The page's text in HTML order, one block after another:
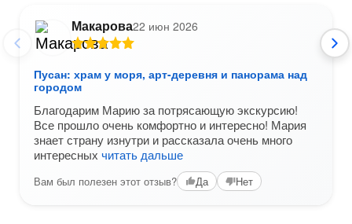
Макарова22 июн 2026
Пусан: храм у моря, арт-деревня и панорама над
городом
Благодарим Марию за потрясающую экскурсию!
Все прошло очень комфортно и интересно! Мария
знает страну изнутри и рассказала очень много
интересных читать дальше
Вам был полезен этот отзыв? Да Нет